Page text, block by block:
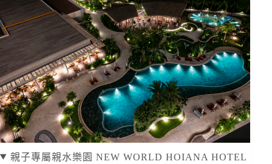
親子專屬親水樂園 NEW WORLD HOIANA HOTEL